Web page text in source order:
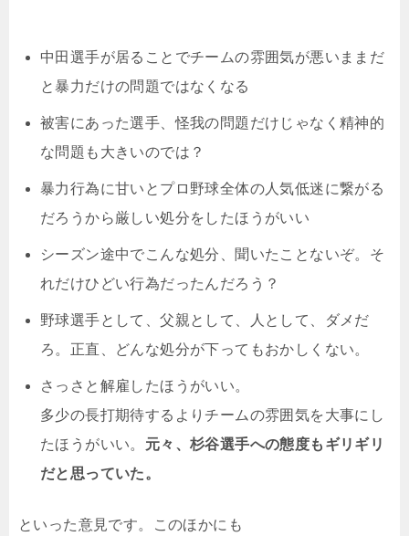
中田選手が居ることでチームの雰囲気が悪いままだ
と暴力だけの問題ではなくなる
被害にあった選手、怪我の問題だけじゃなく精神的
な問題も大きいのでは？
暴力行為に甘いとプロ野球全体の人気低迷に繋がる
だろうから厳しい処分をしたほうがいい
シーズン途中でこんな処分、聞いたことないぞ。そ
れだけひどい行為だったんだろう？
野球選手として、父親として、人として、ダメだ
ろ。正直、どんな処分が下ってもおかしくない。
さっさと解雇したほうがいい。
多少の長打期待するよりチームの雰囲気を大事にし
たほうがいい。 元々、杉谷選手への態度もギリギリ
だと思っていた。
といった意見です。このほかにも